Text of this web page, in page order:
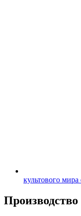
культового
Производство